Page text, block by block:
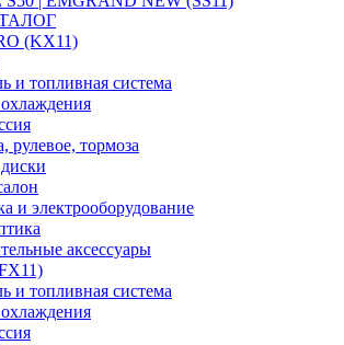
(KX11)
и топливная система
тормоза
и электрооборудование
аксессуары
и топливная система